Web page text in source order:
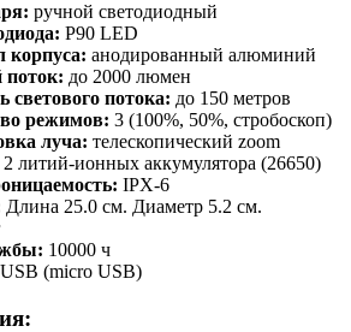
ручной светодиодный
P90 LED
корпуса: анодированный алюминий
поток: до 2000 люмен
светового потока: до 150 метров
режимов: 3 (100%, 50%, стробоскоп)
луча: телескопический zоom
2 литий-ионных аккумулятора (26650)
IPX-6
Длина 25.0 см. Диаметр 5.2 см.
10000 ч
USB (micro USB)